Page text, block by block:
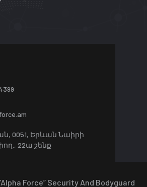
0051, Երևան Նաիրի
22ա շենք
Force” Security And Bodyguard